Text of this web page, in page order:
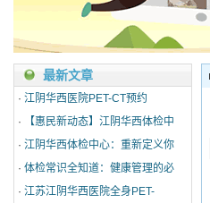
最新文章
· 江阴华西医院PET-CT预约
·
【惠民新动态】江阴华西体检中
· 江阴华西体检中心：重新定义你
· 体检常识全知道：健康管理的必
· 江苏江阴华西医院全身PET-